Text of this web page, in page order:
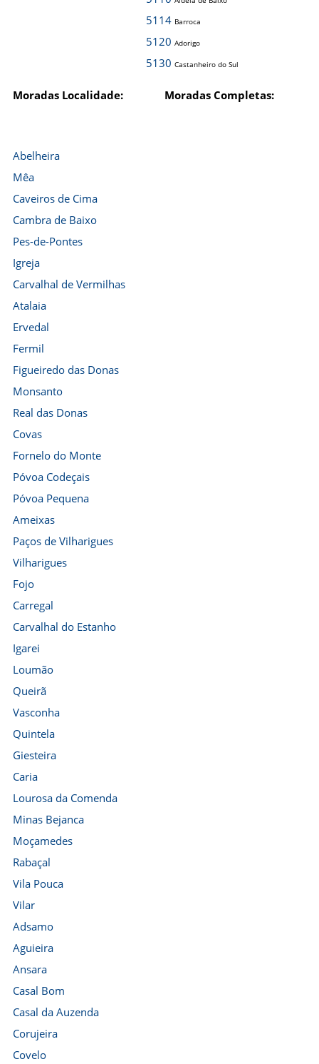
5114 Barroca
5120 Adorigo
5130 Castanheiro do Sul
Moradas Localidade: Moradas Completas:
Abelheira
Mêa
Caveiros de Cima
Cambra de Baixo
Pes-de-Pontes
Igreja
Carvalhal de Vermilhas
Atalaia
Ervedal
Fermil
Figueiredo das Donas
Monsanto
Real das Donas
Covas
Fornelo do Monte
Póvoa Codeçais
Póvoa Pequena
Ameixas
Paços de Vilharigues
Vilharigues
Fojo
Carregal
Carvalhal do Estanho
Igarei
Loumão
Queirã
Vasconha
Quintela
Giesteira
Caria
Lourosa da Comenda
Minas Bejanca
Moçamedes
Rabaçal
Vila Pouca
Vilar
Adsamo
Aguieira
Ansara
Casal Bom
Casal da Auzenda
Corujeira
Covelo